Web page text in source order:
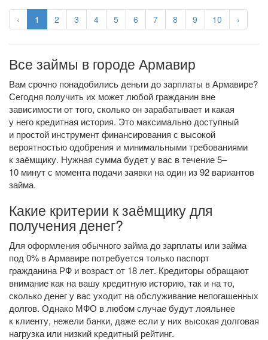
‹ 1 2 3 4 5 6 7 8 9 10 ›
Все займы в городе Армавир
Вам срочно понадобились деньги до зарплаты в Армавире?
Сегодня получить их может любой гражданин вне
зависимости от того, сколько он зарабатывает и какая
у него кредитная история. Это максимально доступный
и простой инструмент финансирования с высокой
вероятностью одобрения и минимальными требованиями
к заёмщику. Нужная сумма будет у вас в течение 5–
10 минут с момента подачи заявки на один из 92 вариантов
займа.
Какие критерии к заёмщику для
получения денег?
Для оформления обычного займа до зарплаты или займа
под 0% в Армавире потребуется только паспорт
гражданина РФ и возраст от 18 лет. Кредиторы обращают
внимание как на вашу кредитную историю, так и на то,
сколько денег у вас уходит на обслуживание непогашенных
долгов. Однако МФО в любом случае будут лояльнее
к клиенту, нежели банки, даже если у них высокая долговая
нагрузка или низкий кредитный рейтинг.